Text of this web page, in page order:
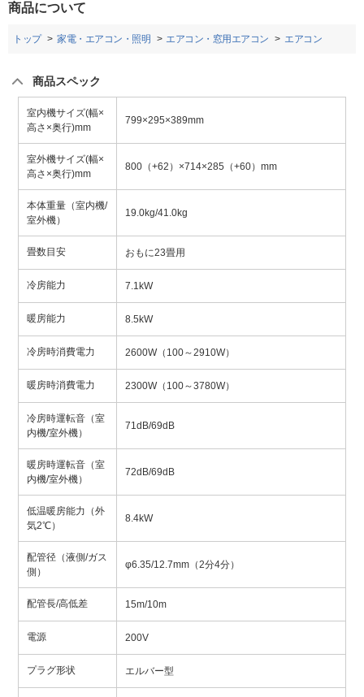
商品について
トップ 家電・エアコン・照明 エアコン・窓用エアコン エアコン
商品スペック
室内機サイズ(幅×
高さ×奥行)mm
799×295×389mm
室外機サイズ(幅×
高さ×奥行)mm
800（+62）×714×285（+60）mm
本体重量（室内機/
室外機）
19.0kg/41.0kg
畳数目安 おもに23畳用
冷房能力 7.1kW
暖房能力 8.5kW
冷房時消費電力 2600W（100～2910W）
暖房時消費電力 2300W（100～3780W）
冷房時運転音（室
内機/室外機）
71dB/69dB
暖房時運転音（室
内機/室外機）
72dB/69dB
低温暖房能力（外
気2℃）
8.4kW
配管径（液側/ガス
側）
φ6.35/12.7mm（2分4分）
配管長/高低差 15m/10m
電源 200V
プラグ形状 エルバー型